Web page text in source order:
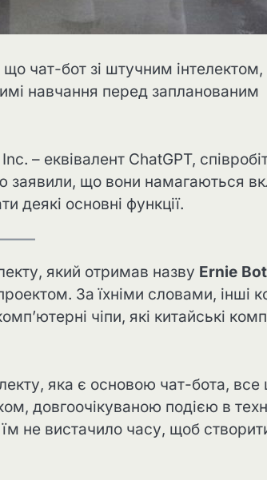
чат-бот зі штучним інтелектом,
навчання перед запланованим
– еквівалент ChatGPT,
заявили, що вони намагаються
деякі основні функції.
який отримав назву Ernie Bot
За їхніми словами, інші
чіпи, які китайські
яка є основою чат-бота, все
довгоочікуваною подією в
їм не вистачило часу, щоб